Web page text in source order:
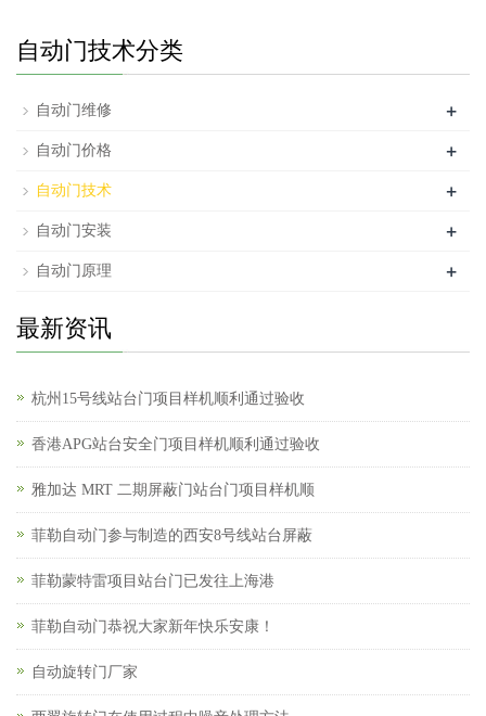
自动门技术分类
自动门维修 +
自动门价格 +
自动门技术 +
自动门安装 +
自动门原理 +
最新资讯
杭州15号线站台门项目样机顺利通过验收
香港APG站台安全门项目样机顺利通过验收
雅加达 MRT 二期屏蔽门站台门项目样机顺
菲勒自动门参与制造的西安8号线站台屏蔽
菲勒蒙特雷项目站台门已发往上海港
菲勒自动门恭祝大家新年快乐安康！
自动旋转门厂家